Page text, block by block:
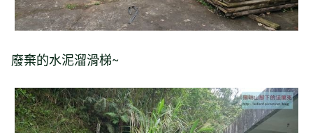
廢棄的水泥溜滑梯~